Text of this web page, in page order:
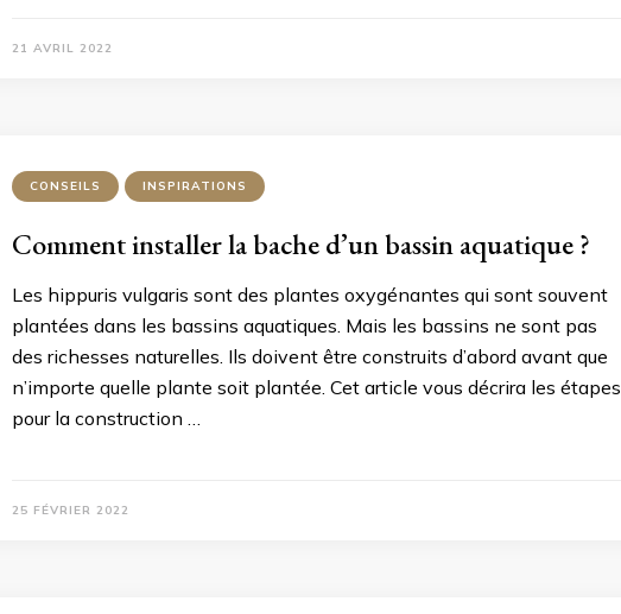
21 AVRIL 2022
CONSEILS INSPIRATIONS
Comment installer la bache d’un bassin aquatique ?
Les hippuris vulgaris sont des plantes oxygénantes qui sont souvent
plantées dans les bassins aquatiques. Mais les bassins ne sont pas
des richesses naturelles. Ils doivent être construits d’abord avant que
n’importe quelle plante soit plantée. Cet article vous décrira les étapes
pour la construction …
25 FÉVRIER 2022